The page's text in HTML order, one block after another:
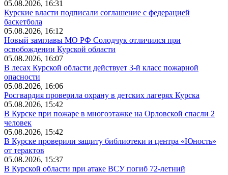
05.08.2026, 16:31
Курские власти подписали соглашение с федерацией
баскетбола
05.08.2026, 16:12
Новый замглавы МО РФ Солодчук отличился при
освобождении Курской области
05.08.2026, 16:07
В лесах Курской области действует 3-й класс пожарной
опасности
05.08.2026, 16:06
Росгвардия проверила охрану в детских лагерях Курска
05.08.2026, 15:42
В Курске при пожаре в многоэтажке на Орловской спасли 2
человек
05.08.2026, 15:42
В Курске проверили защиту библиотеки и центра «Юность»
от терактов
05.08.2026, 15:37
В Курской области при атаке ВСУ погиб 72-летний